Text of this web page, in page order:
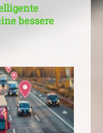
bessere